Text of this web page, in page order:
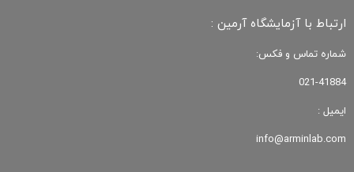
ارتباط با آزمایشگاه آرمین :
شماره تماس و فکس:
021-41884
ایمیل :
info@arminlab.com